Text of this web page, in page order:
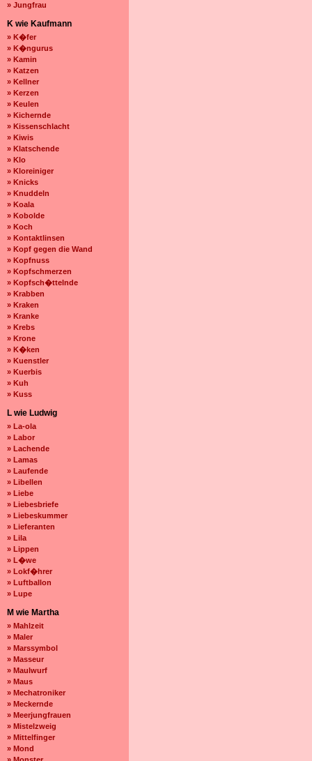
» Jungfrau
K wie Kaufmann
» K�fer
» K�ngurus
» Kamin
» Katzen
» Kellner
» Kerzen
» Keulen
» Kichernde
» Kissenschlacht
» Kiwis
» Klatschende
» Klo
» Kloreiniger
» Knicks
» Knuddeln
» Koala
» Kobolde
» Koch
» Kontaktlinsen
» Kopf gegen die Wand
» Kopfnuss
» Kopfschmerzen
» Kopfsch�ttelnde
» Krabben
» Kraken
» Kranke
» Krebs
» Krone
» K�ken
» Kuenstler
» Kuerbis
» Kuh
» Kuss
L wie Ludwig
» La-ola
» Labor
» Lachende
» Lamas
» Laufende
» Libellen
» Liebe
» Liebesbriefe
» Liebeskummer
» Lieferanten
» Lila
» Lippen
» L�we
» Lokf�hrer
» Luftballon
» Lupe
M wie Martha
» Mahlzeit
» Maler
» Marssymbol
» Masseur
» Maulwurf
» Maus
» Mechatroniker
» Meckernde
» Meerjungfrauen
» Mistelzweig
» Mittelfinger
» Mond